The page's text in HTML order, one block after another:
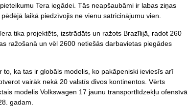
Tera iegādei. Tās neapšaubāmi ir labas ziņas
laikā piedzīvojis ne vienu satricinājumu vien.
tika projektēts, izstrādāts un ražots Brazīlijā, radot 260
ražošanā un vēl 2600 netiešās darbavietas piegādes
to, ka tas ir globāls modelis, ko pakāpeniski ieviesīs arī
vairāk nekā 20 valstīs divos kontinentos. Vērts
modelis Volkswagen 17 jaunu transportlīdzekļu ofensīvā
gadam.